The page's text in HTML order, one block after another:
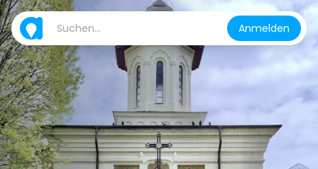
Anmelden